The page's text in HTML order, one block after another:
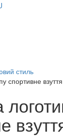
стиль
спортивне взуття